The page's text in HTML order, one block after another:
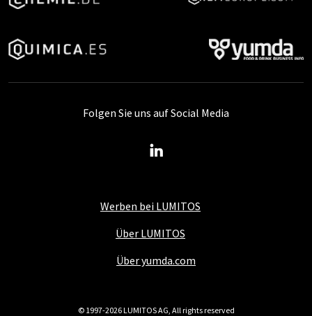
Werben bei LUMITOS
Über LUMITOS
Über yumda.com
Folgen Sie uns auf Social Media
© 1997-2026 LUMITOS AG, All rights reserved